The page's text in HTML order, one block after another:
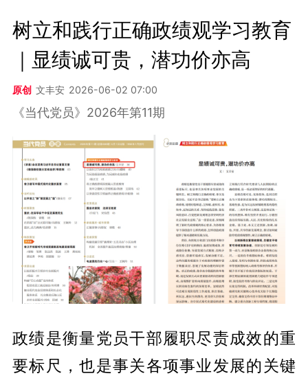
树立和践行正确政绩观学习教育
｜显绩诚可贵，潜功价亦高
原创 文丰安 2026-06-02 07:00
《当代党员》2026年第11期
政绩是衡量党员干部履职尽责成效的重
要标尺，也是事关各项事业发展的关键